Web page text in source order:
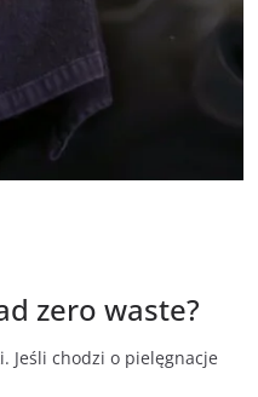
zero waste?
Jeśli chodzi o pielęgnacje